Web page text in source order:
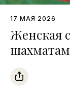
17 МАЯ 2026
Женская
шахматам
государств